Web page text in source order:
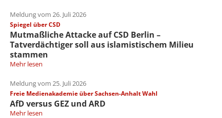
Meldung vom 26. Juli 2026
Spiegel über CSD
Mutmaßliche Attacke auf CSD Berlin –
Tatverdächtiger soll aus islamistischem Milieu
stammen
Mehr lesen
Meldung vom 25. Juli 2026
Freie Medienakademie über Sachsen-Anhalt Wahl
AfD versus GEZ und ARD
Mehr lesen